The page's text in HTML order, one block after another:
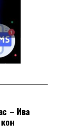
– Ива